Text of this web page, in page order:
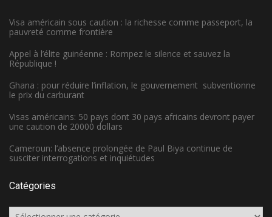
Visa américain sous caution : la richesse comme passeport, la
pauvreté comme frontière
Appel à l’élite guinéenne : Rompez le silence et sauvez la
République !
Ghana : pour réduire l’inflation, le gouvernement subventionne
le prix du carburant
Visas américains: 50 pays dont 30 pays africains devront payer
une caution de 20000 dollars
Cameroun: l’absence prolongée de Paul Biya continue de
susciter interrogations et inquiétudes
Catégories
Catégories